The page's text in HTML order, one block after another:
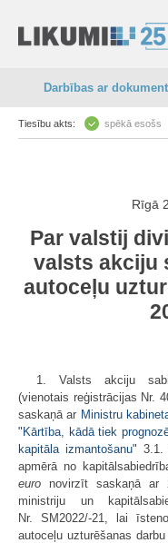
Darbības ar
Tiesību akts: spēkā esošs
Rīgā
Par valstij
valsts akciju
autoceļu
1. Valsts akciju
(vienotais reģistrācijas Nr.
saskaņā ar Ministru
"Kārtība, kādā tiek
kapitāla izmantošanu" 3.1.
apmērā no
euro novirzīt saskaņā ar
ministriju un
Nr. SM2022/-21, lai
autoceļu uzturēšanas